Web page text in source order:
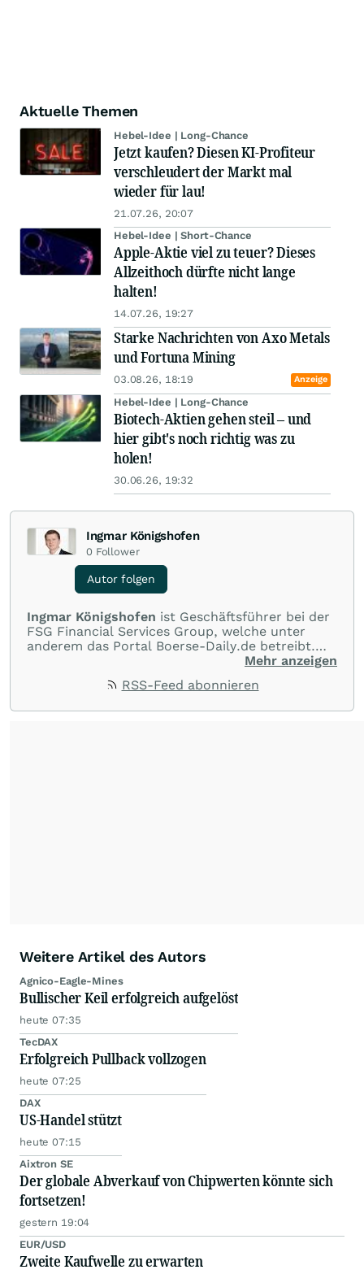
Aktuelle Themen
Hebel-Idee | Long-Chance
Jetzt kaufen? Diesen KI-Profiteur
verschleudert der Markt mal
wieder für lau!
21.07.26, 20:07
Hebel-Idee | Short-Chance
Apple-Aktie viel zu teuer? Dieses
Allzeithoch dürfte nicht lange
halten!
14.07.26, 19:27
Starke Nachrichten von Axo Metals
und Fortuna Mining
03.08.26, 18:19 Anzeige
Hebel-Idee | Long-Chance
Biotech-Aktien gehen steil – und
hier gibt's noch richtig was zu
holen!
30.06.26, 19:32
Ingmar Königshofen
0 Follower
Autor folgen
Ingmar Königshofen ist Geschäftsführer bei der
FSG Financial Services Group, welche unter
anderem das Portal Boerse-Daily.de betreibt.
Dort werden mehrmals täglich top-aktuelle
besonders attraktiven Einzelwerten
Mehr anzeigen
RSS-Feed abonnieren
Weitere Artikel des Autors
Agnico-Eagle-Mines
Bullischer Keil erfolgreich aufgelöst
heute 07:35
TecDAX
Erfolgreich Pullback vollzogen
heute 07:25
DAX
US-Handel stützt
heute 07:15
Aixtron SE
Der globale Abverkauf von Chipwerten könnte sich
fortsetzen!
gestern 19:04
EUR/USD
Zweite Kaufwelle zu erwarten